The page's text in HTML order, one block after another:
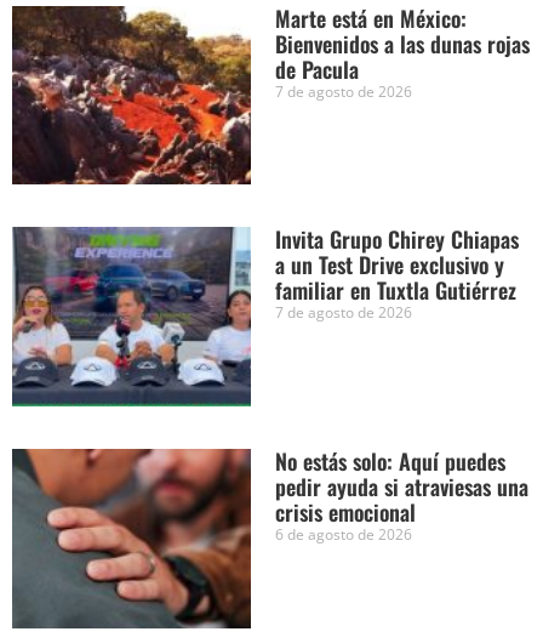
Marte está en México:
Bienvenidos a las dunas rojas
de Pacula
7 de agosto de 2026
Invita Grupo Chirey Chiapas
a un Test Drive exclusivo y
familiar en Tuxtla Gutiérrez
7 de agosto de 2026
No estás solo: Aquí puedes
pedir ayuda si atraviesas una
crisis emocional
6 de agosto de 2026